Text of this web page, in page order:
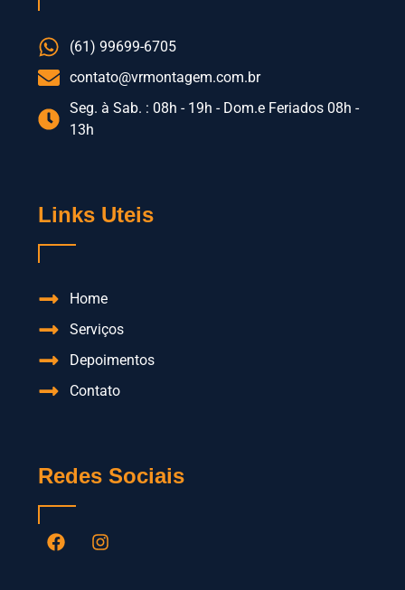
(61) 99699-6705
contato@vrmontagem.com.br
Seg. à Sab. : 08h - 19h - Dom.e Feriados 08h -
13h
Links Uteis
Home
Serviços
Depoimentos
Contato
Redes Sociais